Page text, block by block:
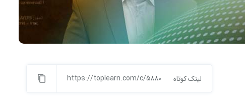
لینک کوتاه https://toplearn.com/c/5880